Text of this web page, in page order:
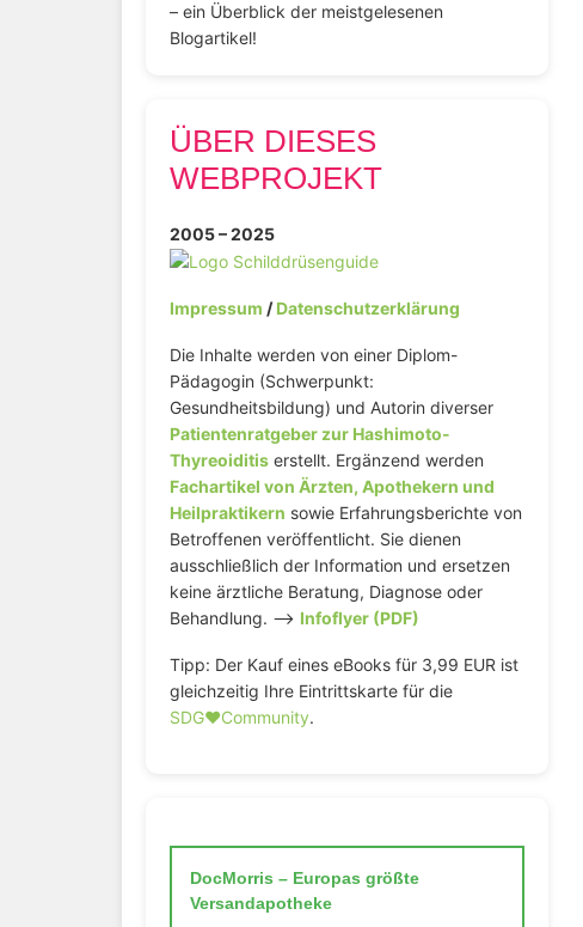
– ein Überblick der meistgelesenen
Blogartikel!
ÜBER DIESES
WEBPROJEKT
2005 – 2025
Impressum /Datenschutzerklärung
Die Inhalte werden von einer Diplom-
Pädagogin (Schwerpunkt:
Gesundheitsbildung) und Autorin diverser
Patientenratgeber zur Hashimoto-
Thyreoiditis erstellt. Ergänzend werden
Fachartikel von Ärzten, Apothekern und
Heilpraktikern sowie Erfahrungsberichte von
Betroffenen veröffentlicht. Sie dienen
ausschließlich der Information und ersetzen
keine ärztliche Beratung, Diagnose oder
Behandlung. –> Infoflyer (PDF)
Tipp: Der Kauf eines eBooks für 3,99 EUR ist
gleichzeitig Ihre Eintrittskarte für die
SDG♥️Community.
DocMorris – Europas größte
Versandapotheke